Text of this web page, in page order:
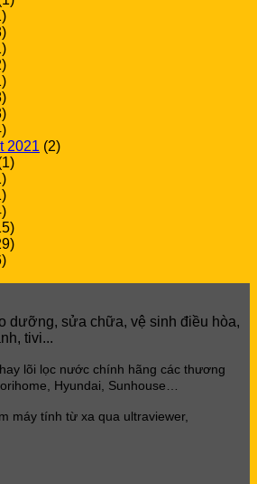
2021 (2)
dưỡng, sửa chữa, vệ sinh điều hòa,
tivi...
lõi lọc nước chính hãng các thương
Hyundai, Sunhouse…
máy tính từ xa qua ultraviewer,